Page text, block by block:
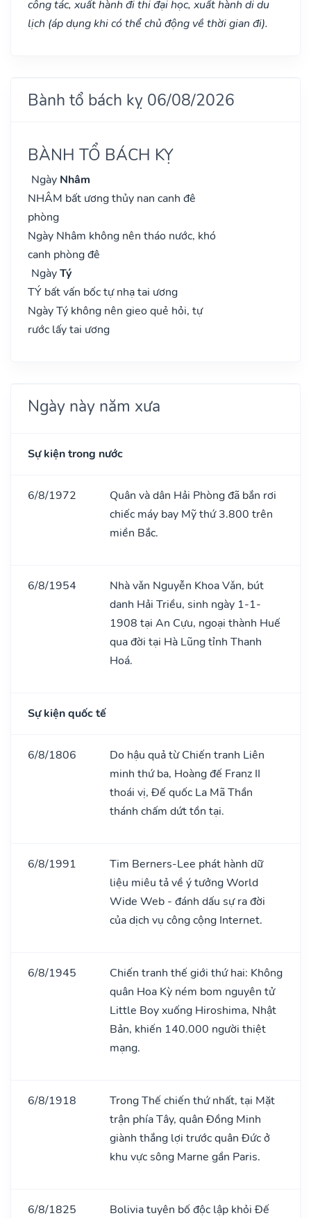
công tác, xuất hành đi thi đại học, xuất hành di du
lịch (áp dụng khi có thể chủ động về thời gian đi).
Bành tổ bách kỵ 06/08/2026
BÀNH TỔ BÁCH KỴ
Ngày Nhâm
NHÂM bất ương thủy nan canh đê
phòng
Ngày Nhâm không nên tháo nước, khó
canh phòng đê
NgàyTý
TÝ bất vấn bốc tự nhạ tai ương
Ngày Tý không nên gieo quẻ hỏi, tự
rước lấy tai ương
Ngày này năm xưa
Sự kiện trong nước
6/8/1972
Quân và dân Hải Phòng đã bắn rơi
chiếc máy bay Mỹ thứ 3.800 trên
miền Bắc.
6/8/1954
Nhà vǎn Nguyễn Khoa Vǎn, bút
danh Hải Triều, sinh ngày 1-1-
1908 tại An Cựu, ngoại thành Huế
qua đời tại Hà Lũng tỉnh Thanh
Hoá.
Sự kiện quốc tế
6/8/1806
Do hậu quả từ Chiến tranh Liên
minh thứ ba, Hoàng đế Franz II
thoái vị, Đế quốc La Mã Thần
thánh chấm dứt tồn tại.
6/8/1991
Tim Berners-Lee phát hành dữ
liệu miêu tả về ý tưởng World
Wide Web - đánh dấu sự ra đời
của dịch vụ công cộng Internet.
6/8/1945
Chiến tranh thế giới thứ hai: Không
quân Hoa Kỳ ném bom nguyên tử
Little Boy xuống Hiroshima, Nhật
Bản, khiến 140.000 người thiệt
mạng.
6/8/1918
Trong Thế chiến thứ nhất, tại Mặt
trận phía Tây, quân Đồng Minh
giành thắng lợi trước quân Đức ở
khu vực sông Marne gần Paris.
6/8/1825
Bolivia tuyên bố độc lập khỏi Đế